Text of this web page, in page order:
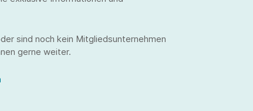
sind noch kein Mitgliedsunternehmen
gerne weiter.